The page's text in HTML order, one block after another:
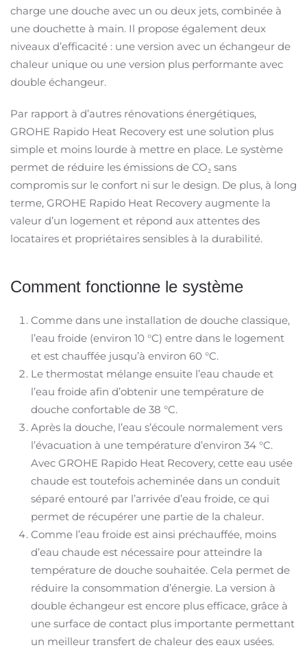
charge une douche avec un ou deux jets, combinée à
une douchette à main. Il propose également deux
niveaux d’efficacité : une version avec un échangeur de
chaleur unique ou une version plus performante avec
double échangeur.
Par rapport à d’autres rénovations énergétiques,
GROHE Rapido Heat Recovery est une solution plus
simple et moins lourde à mettre en place. Le système
permet de réduire les émissions de CO₂ sans
compromis sur le confort ni sur le design. De plus, à long
terme, GROHE Rapido Heat Recovery augmente la
valeur d’un logement et répond aux attentes des
locataires et propriétaires sensibles à la durabilité.
Comment fonctionne le système
Comme dans une installation de douche classique,
l’eau froide (environ 10 °C) entre dans le logement
et est chauffée jusqu’à environ 60 °C.
Le thermostat mélange ensuite l’eau chaude et
l’eau froide afin d’obtenir une température de
douche confortable de 38 °C.
Après la douche, l’eau s’écoule normalement vers
l’évacuation à une température d’environ 34 °C.
Avec GROHE Rapido Heat Recovery, cette eau usée
chaude est toutefois acheminée dans un conduit
séparé entouré par l’arrivée d’eau froide, ce qui
permet de récupérer une partie de la chaleur.
Comme l’eau froide est ainsi préchauffée, moins
d’eau chaude est nécessaire pour atteindre la
température de douche souhaitée. Cela permet de
réduire la consommation d’énergie. La version à
double échangeur est encore plus efficace, grâce à
une surface de contact plus importante permettant
un meilleur transfert de chaleur des eaux usées.